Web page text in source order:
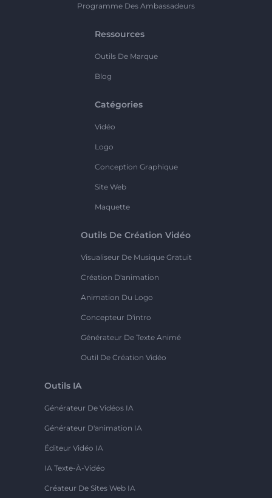
Programme Des Ambassadeurs
Ressources
Outils De Marque
Blog
Catégories
Vidéo
Logo
Conception Graphique
Site Web
Maquette
Outils De Création Vidéo
Visualiseur De Musique Gratuit
Création D'animation
Animation Du Logo
Concepteur D'intro
Générateur De Texte Animé
Outil De Création Vidéo
Outils IA
Générateur De Vidéos IA
Générateur D'animation IA
Éditeur Vidéo IA
IA Texte-À-Vidéo
Créateur De Sites Web IA